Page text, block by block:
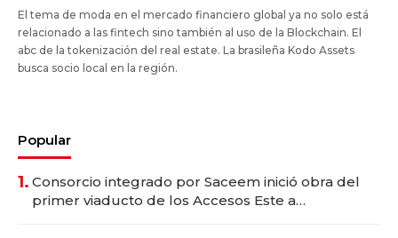
El tema de moda en el mercado financiero global ya no solo está
relacionado a las fintech sino también al uso de la Blockchain. El
abc de la tokenización del real estate. La brasileña Kodo Assets
busca socio local en la región.
Popular
1. Consorcio integrado por Saceem inició obra del
primer viaducto de los Accesos Este a